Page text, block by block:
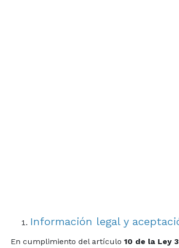
Información legal y
En cumplimiento del artículo 10 de la Ley